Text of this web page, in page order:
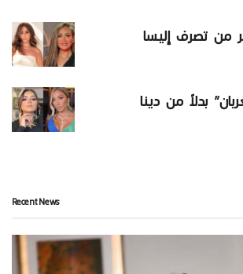
من تصرف إليسا
بدلاً من دينا
Recent News